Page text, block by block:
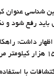
ای که وجود دارد اینکه طی
با